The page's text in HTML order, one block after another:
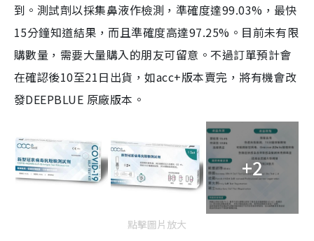
到。測試劑以採集鼻液作檢測，準確度達99.03%，最快
15分鐘知道結果，而且準確度高達97.25%。目前未有限
購數量，需要大量購入的朋友可留意。不過訂單預計會
在確認後10至21日出貨，如acc+版本賣完，將有機會改
發DEEPBLUE 原廠版本。
+2
點擊圖片放大